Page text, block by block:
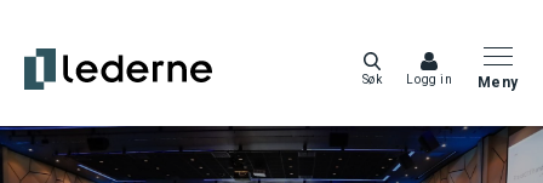
Søk Logg in Meny